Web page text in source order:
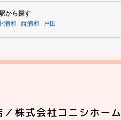
から探す
浦和 西浦和 戸田
株式会社コニシホーム